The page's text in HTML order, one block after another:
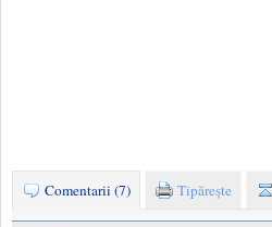
Comentarii (7) Tipăreşte